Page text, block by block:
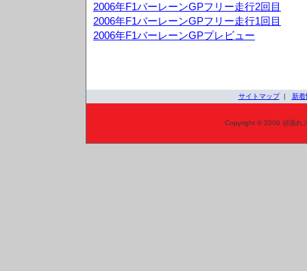
2006年F1バーレーンGPフリー走行2回目
2006年F1バーレーンGPフリー走行1回目
2006年F1バーレーンGPプレビュー
サイトマップ| 新着
Copyright © 2006 頑張れ